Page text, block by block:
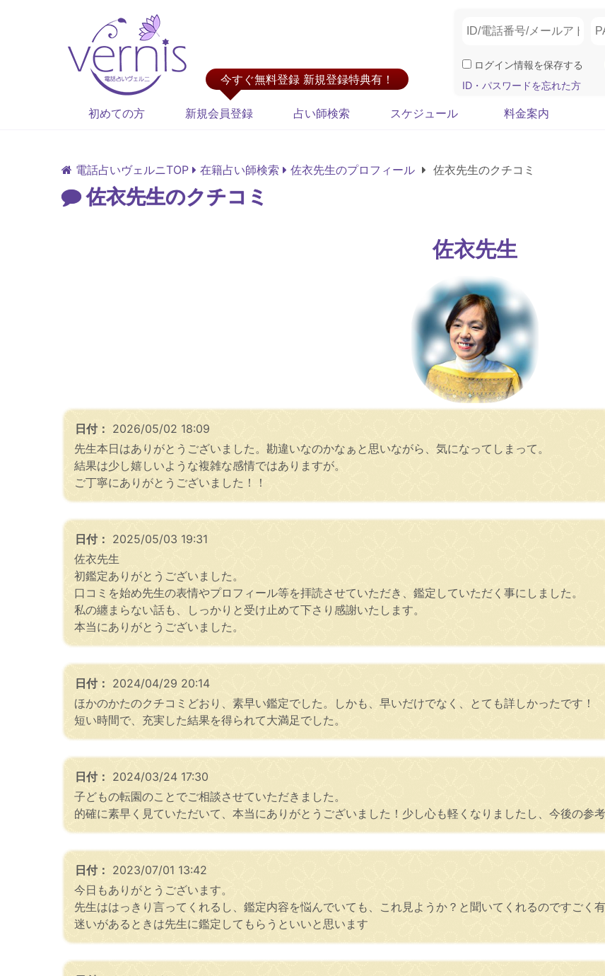
今すぐ無料登録 新規登録特典有！
ログイン情報を保存する
ID・パスワードを忘れた方
初めての方 新規会員登録 占い師検索 スケジュール 料金案内
電話占いヴェルニTOP 在籍占い師検索 佐衣先生のプロフィール 佐衣先生のクチコミ
佐衣先生のクチコミ
佐衣先生
日付： 2026/05/02 18:09
先生本日はありがとうございました。勘違いなのかなぁと思いながら、気になってしまって。
結果は少し嬉しいような複雑な感情ではありますが。
ご丁寧にありがとうございました！！
日付： 2025/05/03 19:31
佐衣先生
初鑑定ありがとうございました。
口コミを始め先生の表情やプロフィール等を拝読させていただき、鑑定していただく事にしました。
私の纏まらない話も、しっかりと受け止めて下さり感謝いたします。
本当にありがとうございました。
日付： 2024/04/29 20:14
ほかのかたのクチコミどおり、素早い鑑定でした。しかも、早いだけでなく、とても詳しかったです！
短い時間で、充実した結果を得られて大満足でした。
日付： 2024/03/24 17:30
子どもの転園のことでご相談させていただきました。
的確に素早く見ていただいて、本当にありがとうございました！少し心も軽くなりましたし、今後の参
日付： 2023/07/01 13:42
今日もありがとうございます。
先生ははっきり言ってくれるし、鑑定内容を悩んでいても、これ見ようか？と聞いてくれるのですごく有
迷いがあるときは先生に鑑定してもらうといいと思います